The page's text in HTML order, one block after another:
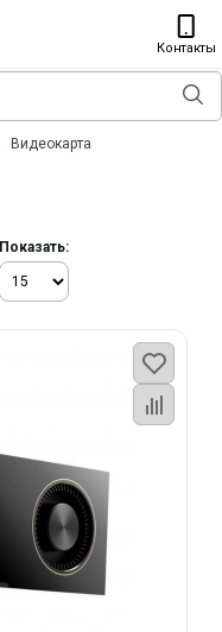
Контакты
Видеокарта
Показать: